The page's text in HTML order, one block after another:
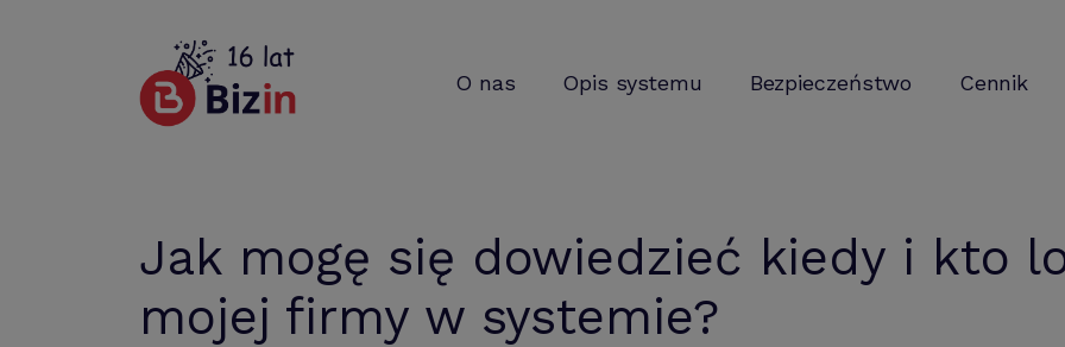
O nas Opis systemu Bezpieczeństwo Cennik
Jak mogę się dowiedzieć kiedy i kto
mojej firmy w systemie?